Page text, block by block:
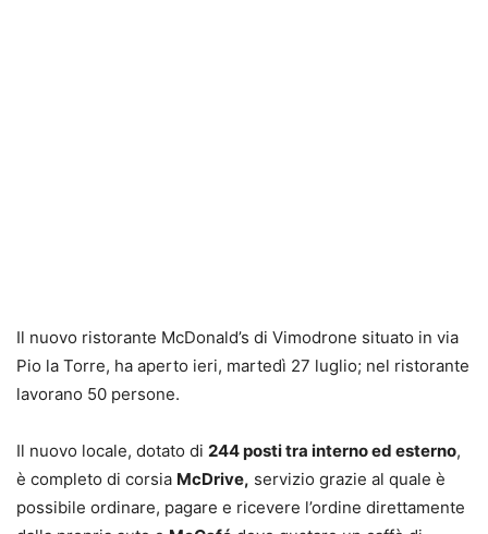
Il nuovo ristorante McDonald’s di Vimodrone situato in via
Pio la Torre, ha aperto ieri, martedì 27 luglio; nel ristorante
lavorano 50 persone.
Il nuovo locale, dotato di 244 posti tra interno ed esterno,
è completo di corsia McDrive, servizio grazie al quale è
possibile ordinare, pagare e ricevere l’ordine direttamente